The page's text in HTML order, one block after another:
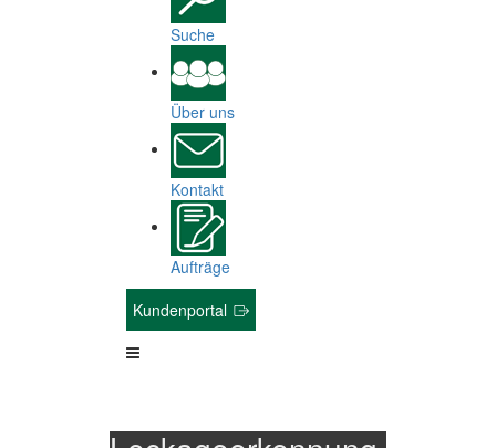
Suche
Über uns
Kontakt
Aufträge
Kundenportal